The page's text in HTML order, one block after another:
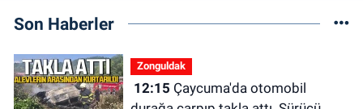
Son Haberler
Zonguldak
12:15